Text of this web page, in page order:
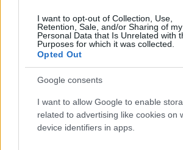
I want to opt-out of Collection, Use,
Retention, Sale, and/or Sharing of my
Personal Data that Is Unrelated with
Purposes for which it was collected.
Opted Out
Google consents
I want to allow Google to enable
related to advertising like cookies on
device identifiers in apps.
Ο Σύλλογος επαναφέρει, επίσης,
υπαγωγή των γυαλιών οράσεως,
επαφής, των υγρών συντήρησης
συντελεστή ΦΠΑ, καθώς και για τη
κατοχύρωση των επαγγελματικών
των Οπτικών – Οπτομετρών.